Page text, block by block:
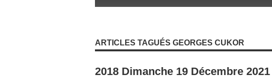
ARTICLES TAGUÉS GEORGES CUKOR
2018 Dimanche 19 Décembre 2021